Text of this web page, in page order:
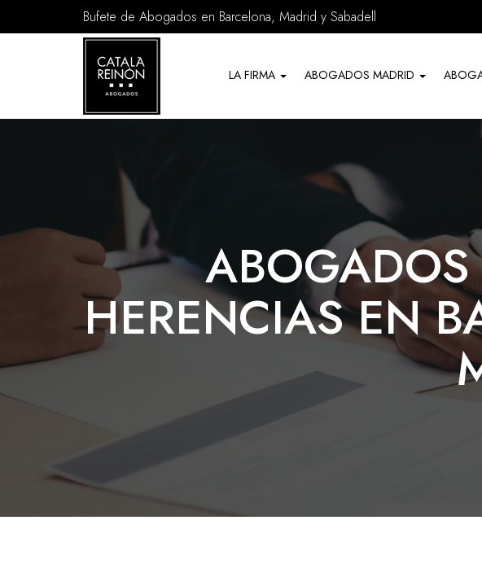
Bufete de Abogados en Barcelona, Madrid y Sabadell
de
LA FIRMA ABOGADOS MADRID
ABOGADOS
HERENCIAS EN